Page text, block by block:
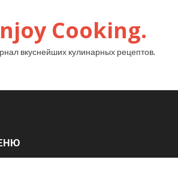
Cooking.
вкуснейших кулинарных рецептов.